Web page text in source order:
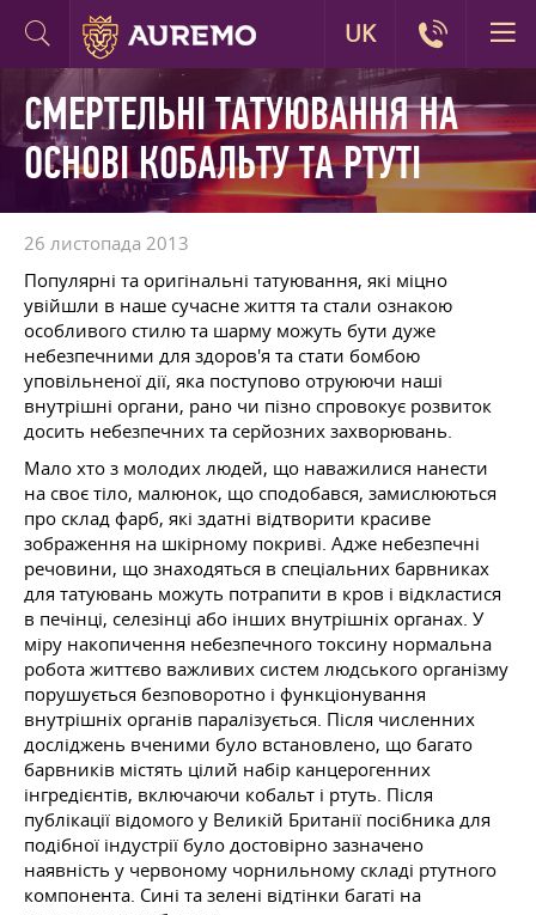
СМЕРТЕЛЬНІ ТАТУЮВАННЯ НА
ОСНОВІ КОБАЛЬТУ ТА РТУТІ
26 листопада 2013
Популярні та оригінальні татуювання, які міцно
увійшли в наше сучасне життя та стали ознакою
особливого стилю та шарму можуть бути дуже
небезпечними для здоров'я та стати бомбою
уповільненої дії, яка поступово отруюючи наші
внутрішні органи, рано чи пізно спровокує розвиток
досить небезпечних та серйозних захворювань.
Мало хто з молодих людей, що наважилися нанести
на своє тіло, малюнок, що сподобався, замислюються
про склад фарб, які здатні відтворити красиве
зображення на шкірному покриві. Адже небезпечні
речовини, що знаходяться в спеціальних барвниках
для татуювань можуть потрапити в кров і відкластися
в печінці, селезінці або інших внутрішніх органах. У
міру накопичення небезпечного токсину нормальна
робота життєво важливих систем людського організму
порушується безповоротно і функціонування
внутрішніх органів паралізується. Після численних
досліджень вченими було встановлено, що багато
барвників містять цілий набір канцерогенних
інгредієнтів, включаючи кобальт і ртуть. Після
публікації відомого у Великій Британії посібника для
подібної індустрії було достовірно зазначено
наявність у червоному чорнильному складі ртутного
компонента. Сині та зелені відтінки багаті на
UK